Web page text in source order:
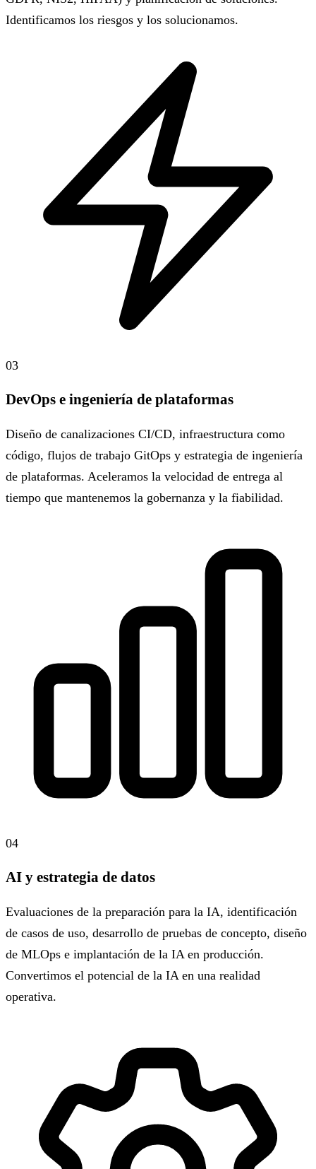
Identificamos los riesgos y los solucionamos.
03
DevOps e ingeniería de plataformas
Diseño de canalizaciones CI/CD, infraestructura como
código, flujos de trabajo GitOps y estrategia de ingeniería
de plataformas. Aceleramos la velocidad de entrega al
tiempo que mantenemos la gobernanza y la fiabilidad.
04
AI y estrategia de datos
Evaluaciones de la preparación para la IA, identificación
de casos de uso, desarrollo de pruebas de concepto, diseño
de MLOps e implantación de la IA en producción.
Convertimos el potencial de la IA en una realidad
operativa.